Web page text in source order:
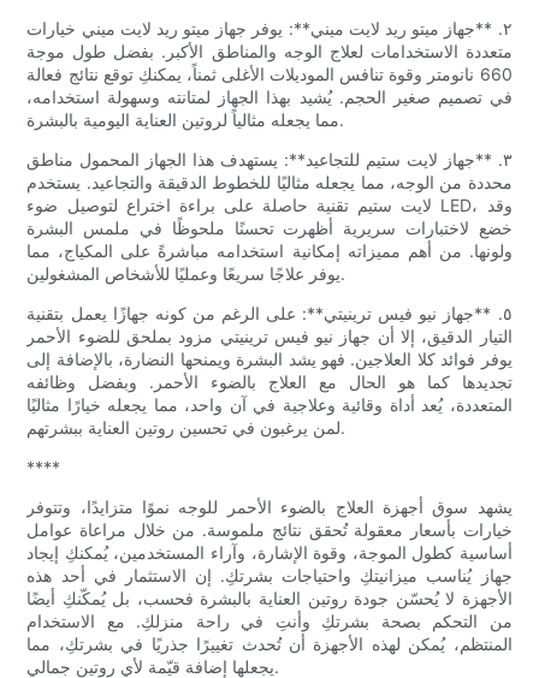
٢. **جهاز ميتو ريد لايت ميني**: يوفر جهاز ميتو ريد لايت ميني خيارات
متعددة الاستخدامات لعلاج الوجه والمناطق الأكبر. بفضل طول موجة
660 نانومتر وقوة تنافس الموديلات الأغلى ثمناً، يمكنكِ توقع نتائج فعالة
في تصميم صغير الحجم. يُشيد بهذا الجهاز لمتانته وسهولة استخدامه،
مما يجعله مثالياً لروتين العناية اليومية بالبشرة.
٣. **جهاز لايت ستيم للتجاعيد**: يستهدف هذا الجهاز المحمول مناطق
محددة من الوجه، مما يجعله مثاليًا للخطوط الدقيقة والتجاعيد. يستخدم
لايت ستيم تقنية حاصلة على براءة اختراع لتوصيل ضوء LED، وقد
خضع لاختبارات سريرية أظهرت تحسنًا ملحوظًا في ملمس البشرة
ولونها. من أهم مميزاته إمكانية استخدامه مباشرةً على المكياج، مما
يوفر علاجًا سريعًا وعمليًا للأشخاص المشغولين.
٥. **جهاز نيو فيس ترينيتي**: على الرغم من كونه جهازًا يعمل بتقنية
التيار الدقيق، إلا أن جهاز نيو فيس ترينيتي مزود بملحق للضوء الأحمر
يوفر فوائد كلا العلاجين. فهو يشد البشرة ويمنحها النضارة، بالإضافة إلى
تجديدها كما هو الحال مع العلاج بالضوء الأحمر. وبفضل وظائفه
المتعددة، يُعد أداة وقائية وعلاجية في آن واحد، مما يجعله خيارًا مثاليًا
لمن يرغبون في تحسين روتين العناية ببشرتهم.
****
يشهد سوق أجهزة العلاج بالضوء الأحمر للوجه نموًا متزايدًا، وتتوفر
خيارات بأسعار معقولة تُحقق نتائج ملموسة. من خلال مراعاة عوامل
أساسية كطول الموجة، وقوة الإشارة، وآراء المستخدمين، يُمكنكِ إيجاد
جهاز يُناسب ميزانيتكِ واحتياجات بشرتكِ. إن الاستثمار في أحد هذه
الأجهزة لا يُحسّن جودة روتين العناية بالبشرة فحسب، بل يُمكّنكِ أيضًا
من التحكم بصحة بشرتكِ وأنتِ في راحة منزلكِ. مع الاستخدام
المنتظم، يُمكن لهذه الأجهزة أن تُحدث تغييرًا جذريًا في بشرتكِ، مما
يجعلها إضافة قيّمة لأي روتين جمالي.